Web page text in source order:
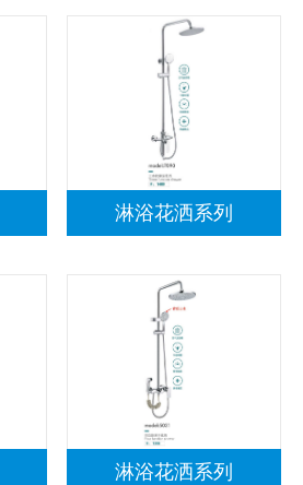
淋浴花洒系列
淋浴花洒系列